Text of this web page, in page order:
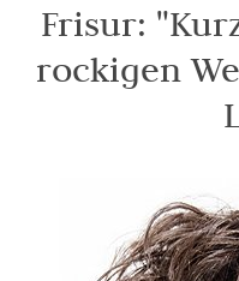
Frisur:
rockigen